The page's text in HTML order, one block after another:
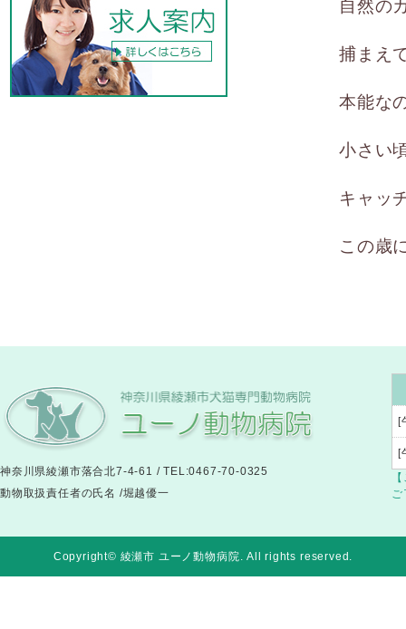
自然の
捕まえ
本能な
小さい
キャッ
この歳
神奈川県綾瀬市落合北7-4-61 / TEL:0467-70-0325
動物取扱責任者の氏名 /堀越優一
[
[
ご
Copyright© 綾瀬市 ユーノ動物病院. All rights reserved.